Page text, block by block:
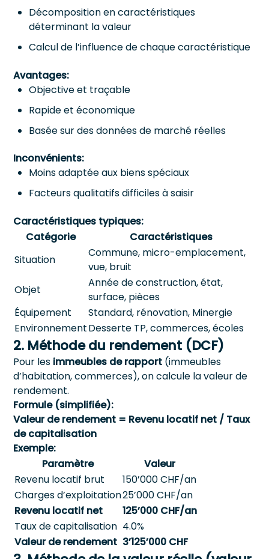
Décomposition en caractéristiques
déterminant la valeur
Calcul de l’influence de chaque caractéristique
Avantages:
Objective et traçable
Rapide et économique
Basée sur des données de marché réelles
Inconvénients:
Moins adaptée aux biens spéciaux
Facteurs qualitatifs difficiles à saisir
Caractéristiques typiques:
Catégorie
Caractéristiques
Situation
Commune, micro-emplacement,
vue, bruit
Objet
Année de construction, état,
surface, pièces
Équipement
Standard, rénovation, Minergie
EnvironnementDesserte TP, commerces, écoles
2. Méthode du rendement (DCF)
Pour les immeubles de rapport (immeubles
d’habitation, commerces), on calcule la valeur de
rendement.
Formule (simplifiée):
Valeur de rendement = Revenu locatif net / Taux
de capitalisation
Exemple:
Paramètre
Valeur
Revenu locatif brut
150’000 CHF/an
Charges d’exploitation25’000 CHF/an
Revenu locatif net
125’000 CHF/an
Taux de capitalisation 4.0%
Valeur de rendement 3’125’000 CHF